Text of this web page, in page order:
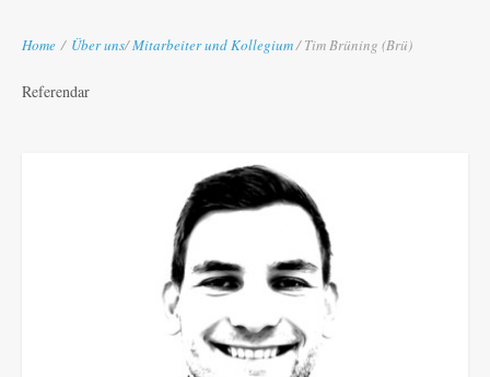
Home / Über uns/Mitarbeiter und Kollegium/ Tim Brüning (Brü)
Referendar